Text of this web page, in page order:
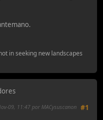
in seeking new landscapes
#1
09, 11:47 por MACysuscanon